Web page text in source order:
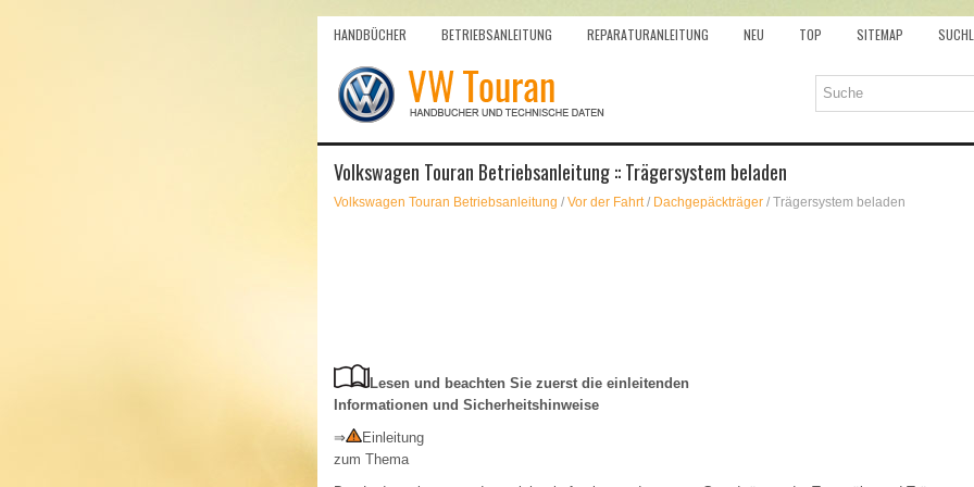
HANDBÜCHER BETRIEBSANLEITUNG REPARATURANLEITUNG NEU TOP SITEMAP
Volkswagen Touran Betriebsanleitung :: Trägersystem beladen
Volkswagen Touran Betriebsanleitung / Vor der Fahrt/ Dachgepäckträger / Trägersystem beladen
Lesen und beachten Sie zuerst die einleitenden
Informationen und Sicherheitshinweise
⇒
Einleitung
zum Thema